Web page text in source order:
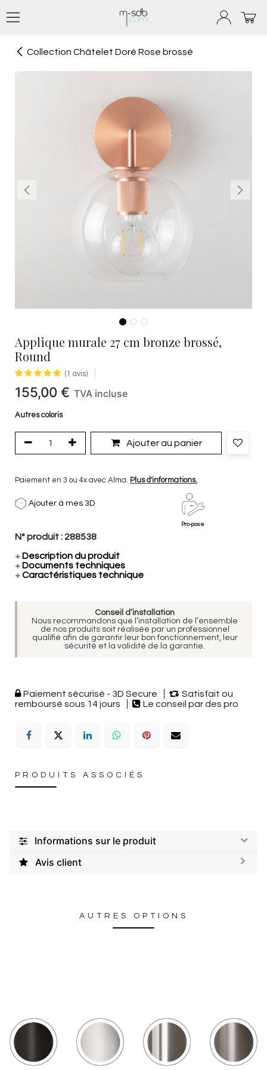
Collection Châtelet Doré Rose brossé
Applique murale 27 cm bronze brossé,
Round
(1 avis)
155,00 € TVA incluse
Autres coloris
Ajouter au panier
Paiement en 3 ou 4x avec Alma. Plus d'informations.
Ajouter à mes 3D
Pro-pose
N° produit : 288538
+ Description du produit
+ Documents techniques
+Caractéristiques technique
Conseil d’installation
Nous recommandons que l’installation de l’ensemble
de nos produits soit réalisée par un professionnel
qualifié afin de garantir leur bon fonctionnement, leur
sécurité et la validité de la garantie.
Paiement sécurisé - 3D Secure
Satisfait ou
remboursé sous 14 jours
Le conseil par des pro
PRODUITS ASSOCIÉS
Informations sur le produit
Avis client
AUTRES OPTIONS